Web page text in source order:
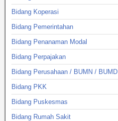
Bidang Koperasi
Bidang Pemerintahan
Bidang Penanaman Modal
Bidang Perpajakan
Bidang Perusahaan / BUMN / BUMD
Bidang PKK
Bidang Puskesmas
Bidang Rumah Sakit